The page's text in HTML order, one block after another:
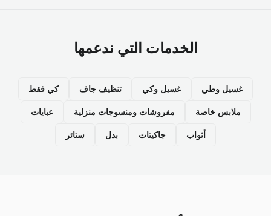
الخدمات التي ندعمها
غسيل وطي غسيل وكي تنظيف جاف كي فقط
ملابس خاصة مفروشات ومنسوجات منزلية عبايات
أثواب جاكيتات بدل ستائر